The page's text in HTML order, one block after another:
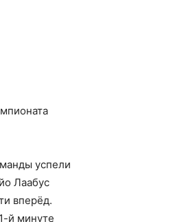
успели
Лаабус
вперёд.
й минуте